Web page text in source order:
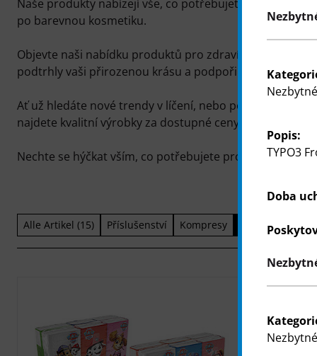
Naše produkty nabízejí vše, co potřebujete pro
po barevnou kosmetiku.
Objevte naši nabídku produktů pro zdraví a krásu,
podtrhly vaši přirozenou krásu a podpořily vaši
Ať už hledáte nové trendy v líčení, nebo potřebujete
najdete kvalitní výrobky za dostupné ceny.
Nechte se hýčkat vším, co potřebujete pro své tělo i
Alle Artikel (15) Příslušenství Kompresy Tělesná hygiena
Popis:
TYPO3
Doba